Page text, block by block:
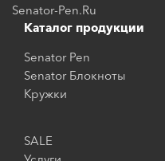
Senator-Pen.Ru
Каталог продукции
Senator Pen
Senator Блокноты
Кружки
SALE